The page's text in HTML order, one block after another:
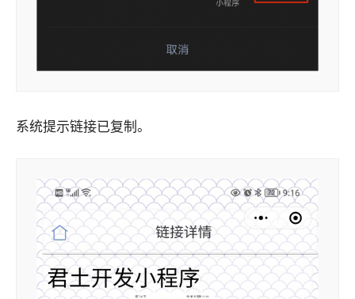
系统提示链接已复制。